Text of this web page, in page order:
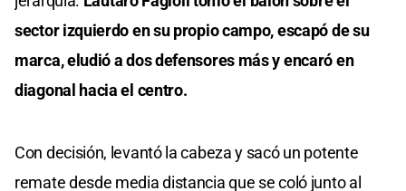
sector izquierdo en su propio campo, escapó de su
marca, eludió a dos defensores más y encaró en
diagonal hacia el centro.
Con decisión, levantó la cabeza y sacó un potente
remate desde media distancia que se coló junto al